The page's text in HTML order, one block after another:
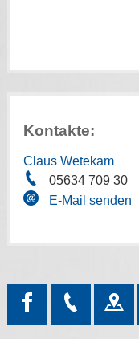
Kontakte:
Claus Wetekam
05634 709 30
E-Mail senden